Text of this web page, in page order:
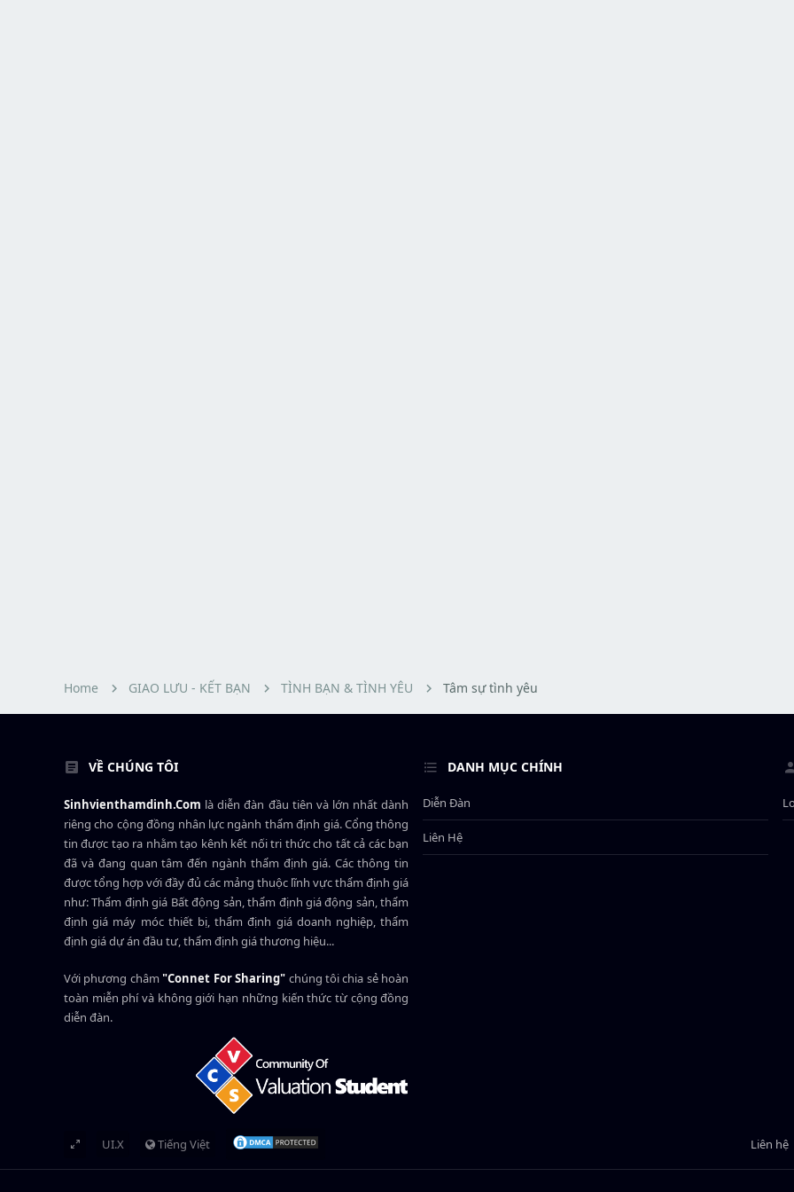
Home GIAO LƯU - KẾT BẠN TÌNH BẠN & TÌNH YÊU Tâm sự tình yêu
VỀ CHÚNG TÔI
Sinhvienthamdinh.Com là diễn đàn đầu tiên và lớn nhất dành
riêng cho cộng đồng nhân lực ngành thẩm định giá. Cổng thông
tin được tạo ra nhằm tạo kênh kết nối tri thức cho tất cả các bạn
đã và đang quan tâm đến ngành thẩm định giá. Các thông tin
được tổng hợp với đầy đủ các mảng thuộc lĩnh vực thẩm định giá
như: Thẩm định giá Bất động sản, thẩm định giá động sản, thẩm
định giá máy móc thiết bị, thẩm định giá doanh nghiệp, thẩm
định giá dự án đầu tư, thẩm định giá thương hiệu...
Với phương châm"Connet For Sharing" chúng tôi chia sẻ hoàn
toàn miễn phí và không giới hạn những kiến thức từ cộng đồng
diễn đàn.
DANH MỤC CHÍNH
Diễn Đàn
Liên Hệ
UI.X Tiếng Việt Liên hệ